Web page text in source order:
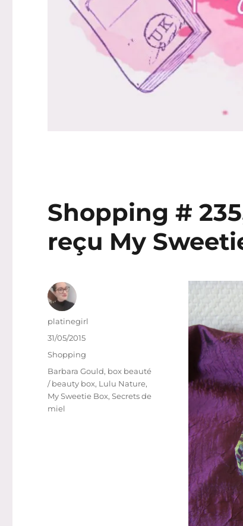
Shopping #
reçu My
Auteur
platinegirl
Publié
le
31/05/2015
Catégories
Shopping
Étiquettes
Barbara Gould, box beauté
/ beauty box, Lulu Nature,
My Sweetie Box,Secrets de
miel